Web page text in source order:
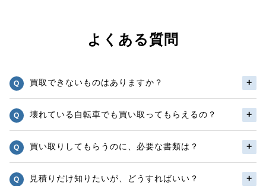
よくある質問
買取できないものはありますか？
壊れている自転車でも買い取ってもらえるの？
買い取りしてもらうのに、必要な書類は？
見積りだけ知りたいが、どうすればいい？